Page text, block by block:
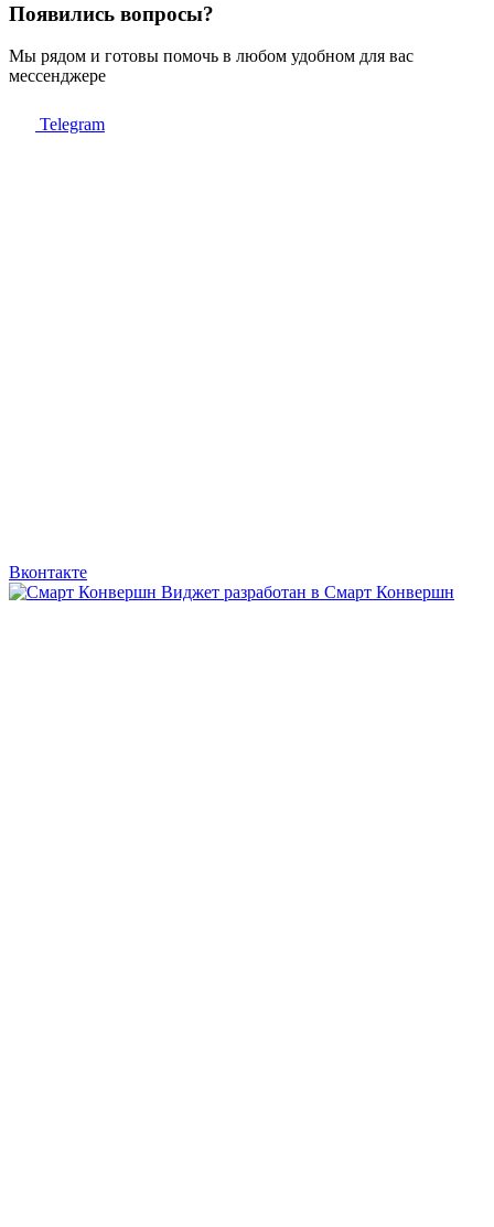
Появились вопросы?
Мы рядом и готовы помочь в любом удобном для вас
мессенджере
Telegram
Вконтакте
Виджет разработан в Смарт Конвершн